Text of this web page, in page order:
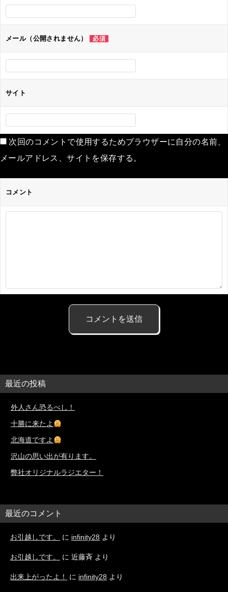
メール（公開されません） 必須
サイト
次回のコメントで使用するためブラウザーに自分の名前、
メールアドレス、サイトを保存する。
コメント
最近の投稿
外人さん恐るべし！
十勝に来たよ
北海道ですよ
沢山の思い出が有ります。
弊社オリジナルラジエター！
最近のコメント
お引越しです。 に infinity28 より
お引越しです。 に 近藤斉 より
出来上がったよ！ に infinity28 より